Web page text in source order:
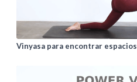
Vinyasa para encontrar espacios